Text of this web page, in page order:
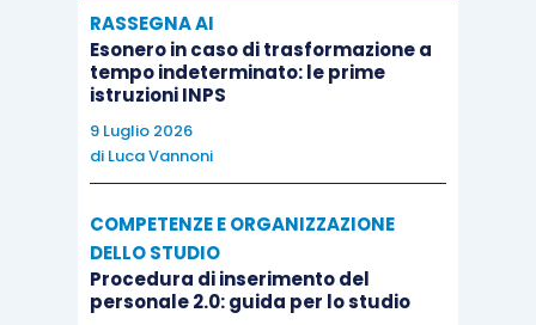
RASSEGNA AI
Esonero in caso di trasformazione a
tempo indeterminato: le prime
istruzioni INPS
9 Luglio 2026
di Luca Vannoni
COMPETENZE E ORGANIZZAZIONE
DELLO STUDIO
Procedura di inserimento del
personale 2.0: guida per lo studio